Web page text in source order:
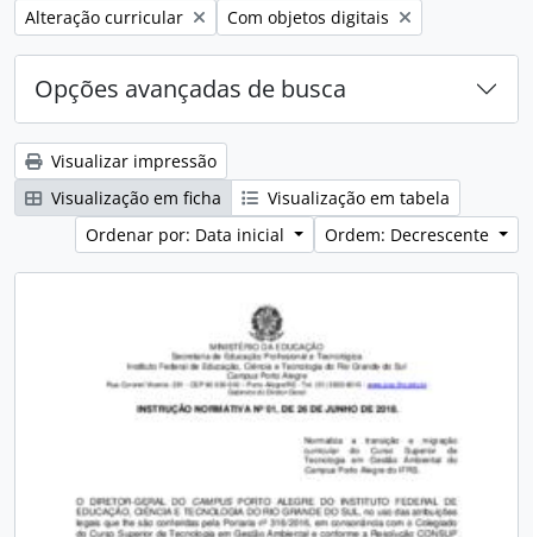
Remover filtro:
Alteração curricular Remover filtro:
Com objetos digitais
Opções avançadas de busca
Visualizar impressão
Visualização em ficha
Visualização em tabela
Ordenar por: Data inicial
Ordem: Decrescente